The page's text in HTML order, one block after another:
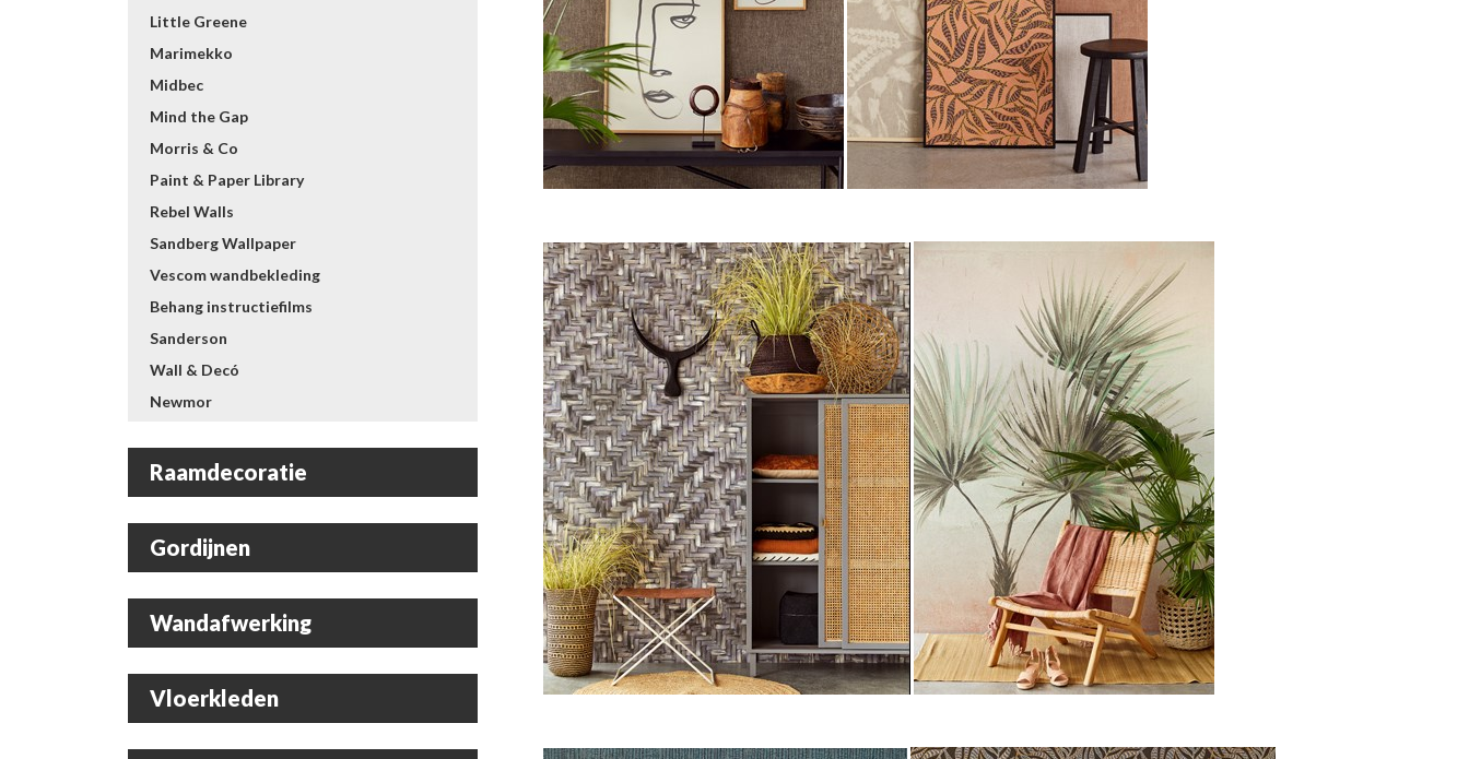
Little Greene
Marimekko
Midbec
Mind the Gap
Morris & Co
Paint & Paper Library
Rebel Walls
Sandberg Wallpaper
Vescom wandbekleding
Behang instructiefilms
Sanderson
Wall & Decó
Newmor
Raamdecoratie
Gordijnen
Wandafwerking
Vloerkleden